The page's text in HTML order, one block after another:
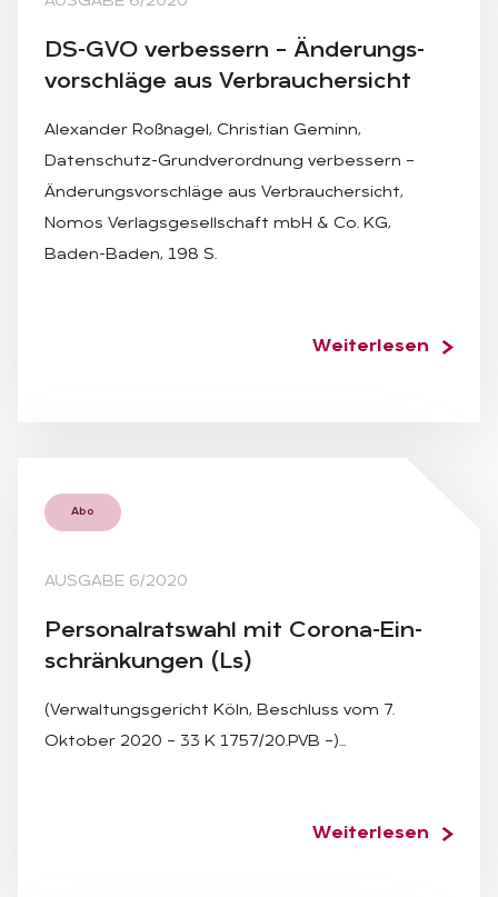
DS-GVO ver­bes­sern – Än­de­rungs­
vor­schlä­ge aus Ver­brau­cher­sicht
Alexander Roßnagel, Christian Geminn,
Datenschutz-Grundverordnung verbessern –
Änderungsvorschläge aus Verbrauchersicht,
Nomos Verlagsgesellschaft mbH & Co. KG,
Baden-Baden, 198 S.
Weiterlesen
Abo
AUSGABE 6/2020
Per­so­nal­rats­wahl mit Co­ro­na-Ein­
schrän­kun­gen (Ls)
(Verwaltungsgericht Köln, Beschluss vom 7.
Oktober 2020 – 33 K 1757/20.PVB –)…
Weiterlesen